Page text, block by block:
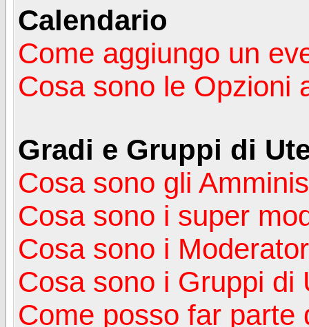
Calendario
Come aggiungo un
Cosa sono le Opzioni
Gradi e Gruppi di
Cosa sono gli
Cosa sono i super
Cosa sono i
Cosa sono i Gruppi di
Come posso far parte